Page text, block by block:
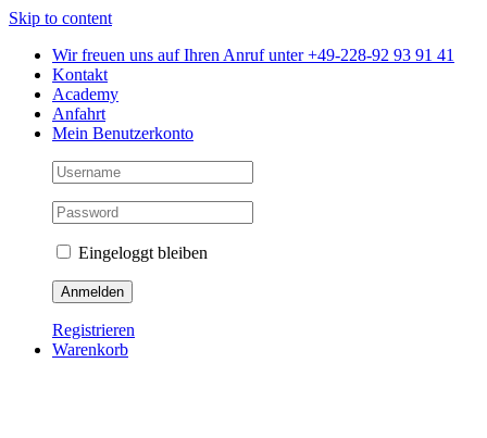
Skip to content
Wir freuen uns auf Ihren Anruf unter +49-228-92 93 91 41
Kontakt
Academy
Anfahrt
Mein Benutzerkonto
Eingeloggt bleiben
Registrieren
Warenkorb